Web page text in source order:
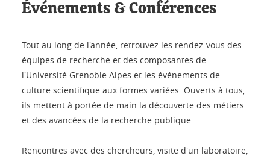
Événements & Conférences
Tout au long de l'année, retrouvez les rendez-vous des
équipes de recherche et des composantes de
l'Université Grenoble Alpes et les événements de
culture scientifique aux formes variées. Ouverts à tous,
ils mettent à portée de main la découverte des métiers
et des avancées de la recherche publique.
Rencontres avec des chercheurs, visite d'un laboratoire,